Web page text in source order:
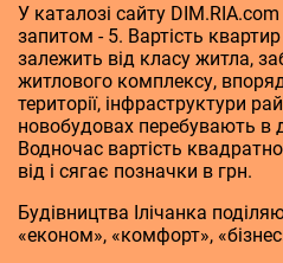
У каталозі сайту
запитом - 5. Вартість
залежить від класу житла,
житлового комплексу,
території, інфраструктури
новобудовах перебувають в
Водночас вартість
від і сягає позначки в грн.
Будівництва Ілічанка
«економ», «комфорт»,